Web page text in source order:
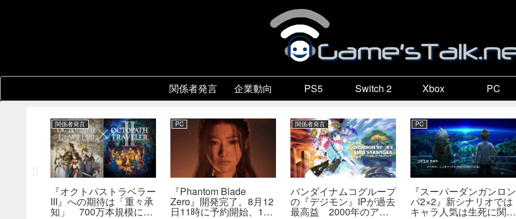
関係者発言 企業動向 PS5 Switch 2 Xbox PC
関係者発言
『オクトパストラベラー
III』への期待は「重々承
知」 700万本規模に成
PC
『Phantom Blade
Zero』開発完了。8月12
日11時に予約開始、11
関係者発言
バンダイナムコグループ
の『デジモン』IPが過去
最高益 2000年のアニ
PC
『スーパーダンガンロン
パ2×2』新シナリオでは
キャラ人気は生死に関係